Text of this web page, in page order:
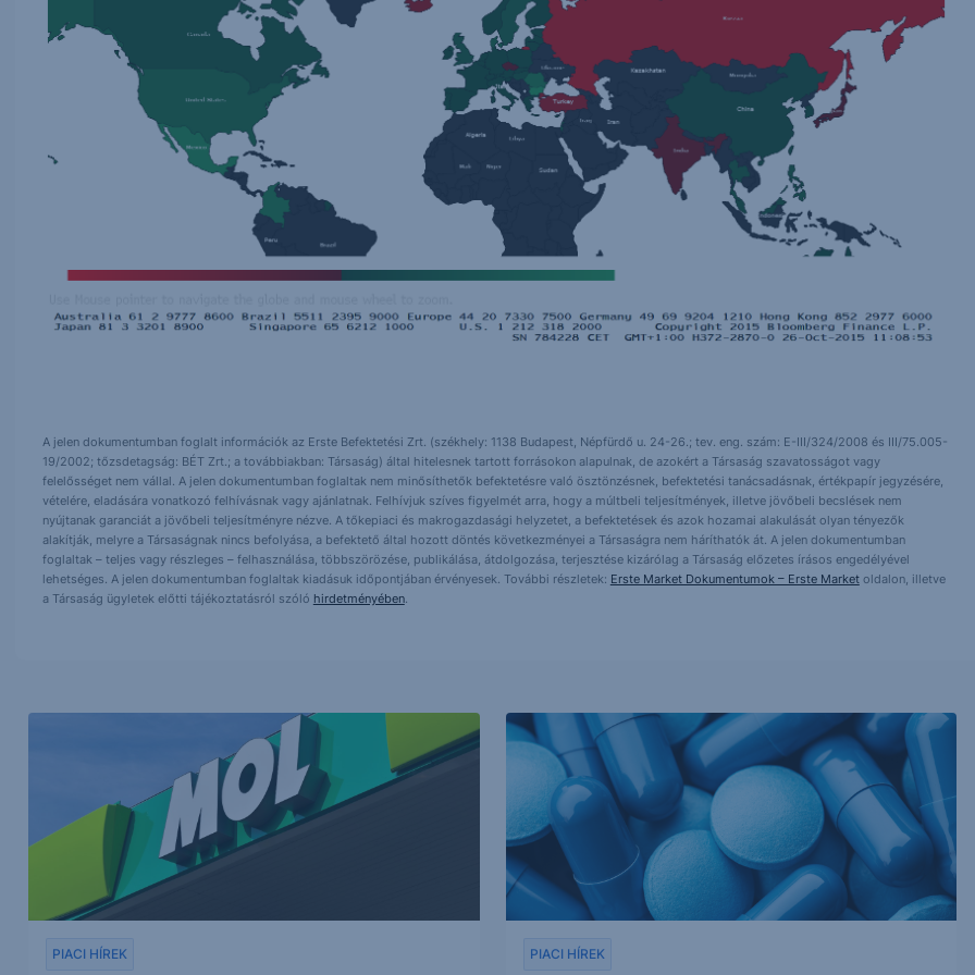
A jelen dokumentumban foglalt információk az Erste Befektetési Zrt. (székhely: 1138 Budapest, Népfürdő u. 24-26.; tev. eng. szám: E-III/324/2008 és III/75.005-
19/2002; tőzsdetagság: BÉT Zrt.; a továbbiakban: Társaság) által hitelesnek tartott forrásokon alapulnak, de azokért a Társaság szavatosságot vagy
felelősséget nem vállal. A jelen dokumentumban foglaltak nem minősíthetők befektetésre való ösztönzésnek, befektetési tanácsadásnak, értékpapír jegyzésére,
vételére, eladására vonatkozó felhívásnak vagy ajánlatnak. Felhívjuk szíves figyelmét arra, hogy a múltbeli teljesítmények, illetve jövőbeli becslések nem
nyújtanak garanciát a jövőbeli teljesítményre nézve. A tőkepiaci és makrogazdasági helyzetet, a befektetések és azok hozamai alakulását olyan tényezők
alakítják, melyre a Társaságnak nincs befolyása, a befektető által hozott döntés következményei a Társaságra nem háríthatók át. A jelen dokumentumban
foglaltak – teljes vagy részleges – felhasználása, többszörözése, publikálása, átdolgozása, terjesztése kizárólag a Társaság előzetes írásos engedélyével
lehetséges. A jelen dokumentumban foglaltak kiadásuk időpontjában érvényesek. További részletek: Erste Market Dokumentumok – Erste Marketoldalon, illetve
a Társaság ügyletek előtti tájékoztatásról szóló hirdetményében.
PIACI HÍREK PIACI HÍREK